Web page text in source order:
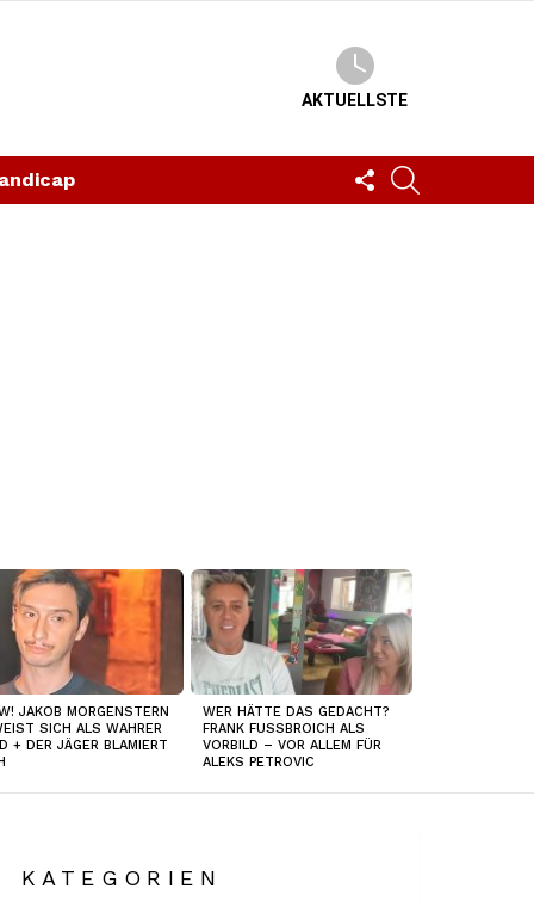
AKTUELLSTE
FOLLOW
US
JAKOB MORGENSTERN
SICH ALS WAHRER
+ DER JÄGER BLAMIERT
WER HÄTTE DAS GEDACHT?
FRANK FUSSBROICH ALS
VORBILD – VOR ALLEM FÜR
ALEKS PETROVIC
KATEGORIEN